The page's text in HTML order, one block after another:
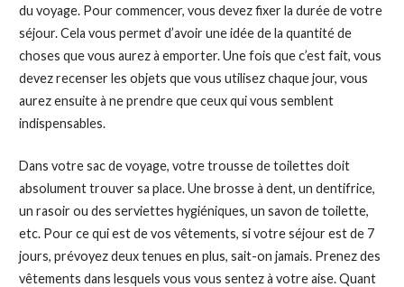
du voyage. Pour commencer, vous devez fixer la durée de votre
séjour. Cela vous permet d’avoir une idée de la quantité de
choses que vous aurez à emporter. Une fois que c’est fait, vous
devez recenser les objets que vous utilisez chaque jour, vous
aurez ensuite à ne prendre que ceux qui vous semblent
indispensables.
Dans votre sac de voyage, votre trousse de toilettes doit
absolument trouver sa place. Une brosse à dent, un dentifrice,
un rasoir ou des serviettes hygiéniques, un savon de toilette,
etc. Pour ce qui est de vos vêtements, si votre séjour est de 7
jours, prévoyez deux tenues en plus, sait-on jamais. Prenez des
vêtements dans lesquels vous vous sentez à votre aise. Quant